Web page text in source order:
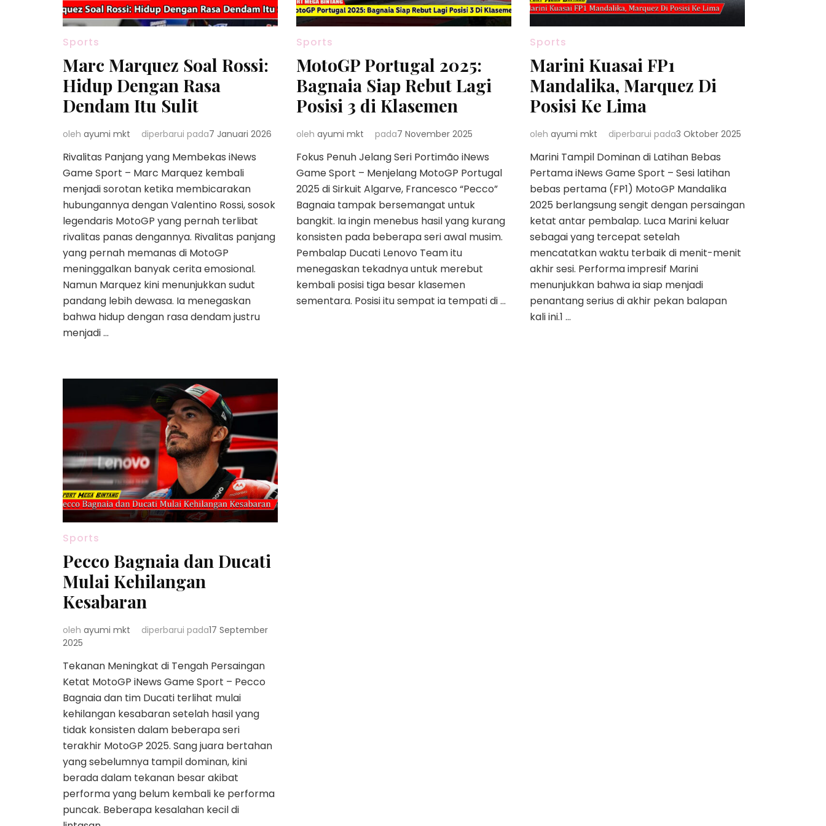
Sports
Marc Marquez Soal Rossi:
Hidup Dengan Rasa
Dendam Itu Sulit
oleh ayumi mkt diperbarui pada7 Januari 2026
Rivalitas Panjang yang Membekas iNews
Game Sport – Marc Marquez kembali
menjadi sorotan ketika membicarakan
hubungannya dengan Valentino Rossi, sosok
legendaris MotoGP yang pernah terlibat
rivalitas panas dengannya. Rivalitas panjang
yang pernah memanas di MotoGP
meninggalkan banyak cerita emosional.
Namun Marquez kini menunjukkan sudut
pandang lebih dewasa. Ia menegaskan
bahwa hidup dengan rasa dendam justru
menjadi …
Sports
MotoGP Portugal 2025:
Bagnaia Siap Rebut Lagi
Posisi 3 di Klasemen
oleh ayumi mkt pada7 November 2025
Fokus Penuh Jelang Seri Portimão iNews
Game Sport – Menjelang MotoGP Portugal
2025 di Sirkuit Algarve, Francesco “Pecco”
Bagnaia tampak bersemangat untuk
bangkit. Ia ingin menebus hasil yang kurang
konsisten pada beberapa seri awal musim.
Pembalap Ducati Lenovo Team itu
menegaskan tekadnya untuk merebut
kembali posisi tiga besar klasemen
sementara. Posisi itu sempat ia tempati di …
Sports
Marini Kuasai FP1
Mandalika, Marquez Di
Posisi Ke Lima
oleh ayumi mkt diperbarui pada3 Oktober 2025
Marini Tampil Dominan di Latihan Bebas
Pertama iNews Game Sport – Sesi latihan
bebas pertama (FP1) MotoGP Mandalika
2025 berlangsung sengit dengan persaingan
ketat antar pembalap. Luca Marini keluar
sebagai yang tercepat setelah
mencatatkan waktu terbaik di menit-menit
akhir sesi. Performa impresif Marini
menunjukkan bahwa ia siap menjadi
penantang serius di akhir pekan balapan
kali ini.1 …
Sports
Pecco Bagnaia dan Ducati
Mulai Kehilangan
Kesabaran
oleh ayumi mkt diperbarui pada17 September
2025
Tekanan Meningkat di Tengah Persaingan
Ketat MotoGP iNews Game Sport – Pecco
Bagnaia dan tim Ducati terlihat mulai
kehilangan kesabaran setelah hasil yang
tidak konsisten dalam beberapa seri
terakhir MotoGP 2025. Sang juara bertahan
yang sebelumnya tampil dominan, kini
berada dalam tekanan besar akibat
performa yang belum kembali ke performa
puncak. Beberapa kesalahan kecil di